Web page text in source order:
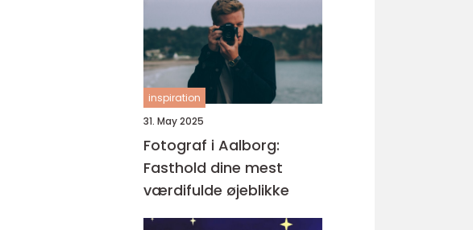
inspiration
31. May 2025
Fotograf i Aalborg:
Fasthold dine mest
værdifulde øjeblikke